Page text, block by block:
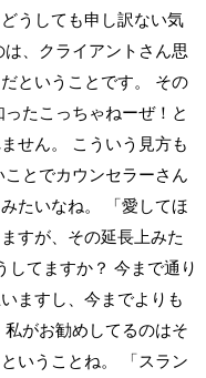
うしても申し訳ない気
、クライアントさん思
ということです。 その
たこっちゃねーぜ！と
せん。 こういう見方も
とでカウンセラーさん
たいなね。 「愛してほ
すが、その延長上みた
してますか？ 今まで通り
ますし、今までよりも
がお勧めしてるのはそ
いうことね。 「スラン